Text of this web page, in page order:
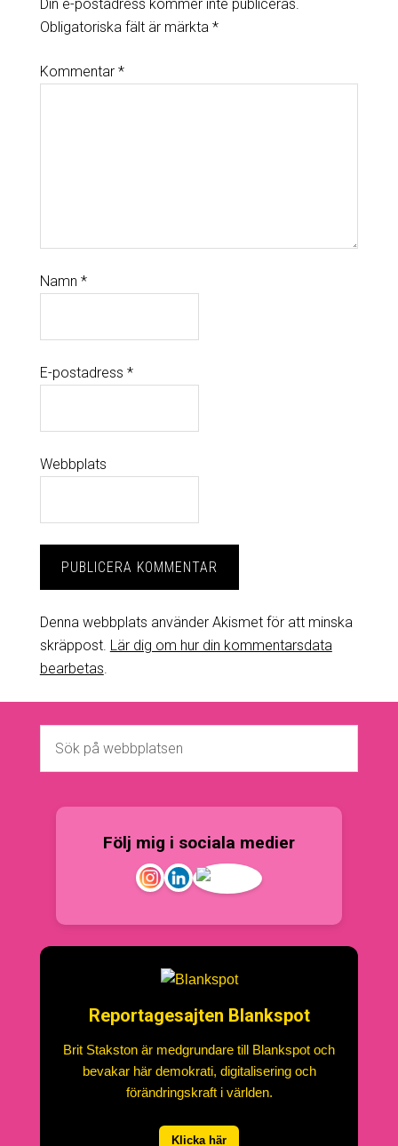
Din e-postadress kommer inte publiceras.
Obligatoriska fält är märkta *
Kommentar *
Namn *
E-postadress *
Webbplats
Denna webbplats använder Akismet för att minska
skräppost. Lär dig om hur din kommentarsdata
bearbetas
Följ mig i sociala medier
Reportagesajten Blankspot
Brit Stakston är medgrundare till Blankspot och
bevakar här demokrati, digitalisering och
förändringskraft i världen.
Klicka här